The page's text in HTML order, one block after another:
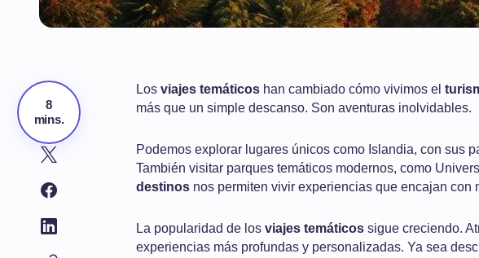
8
mins.
Los viajes temáticos han cambiado cómo vivimos el
más que un simple descanso. Son aventuras inolvidables.
Podemos explorar lugares únicos como Islandia, con sus
También visitar parques temáticos modernos, como
destinos nos permiten vivir experiencias que encajan con
La popularidad de los viajes temáticos sigue creciendo.
experiencias más profundas y personalizadas. Ya sea